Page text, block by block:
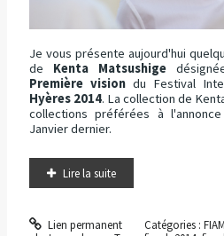
Je vous présente aujourd'hui
de Kenta Matsushige
Première visiondu Festival
Hyères 2014. La collection de
collections préférées à
Janvier dernier.
Lire la suite
Lien permanent Catégories :